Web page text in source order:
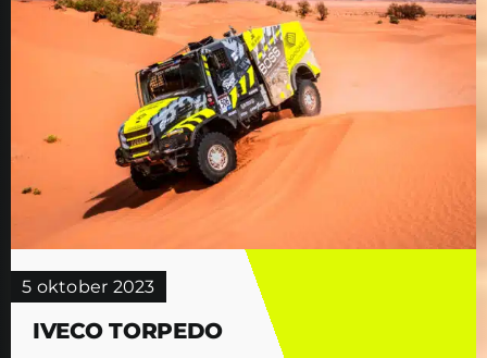
5 oktober 2023
IVECO TORPEDO